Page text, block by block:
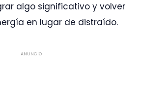
algo significativo y volver
en lugar de distraído.
ANUNCIO